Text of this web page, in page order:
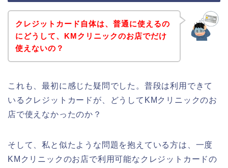
クレジットカード自体は、普通に使えるの
にどうして、KMクリニックのお店でだけ
使えないの？
これも、最初に感じた疑問でした。普段は利用できて
いるクレジットカードが、どうしてKMクリニックのお
店で使えなかったのか？
そして、私と似たような問題を抱えている方は、一度
KMクリニックのお店で利用可能なクレジットカードの